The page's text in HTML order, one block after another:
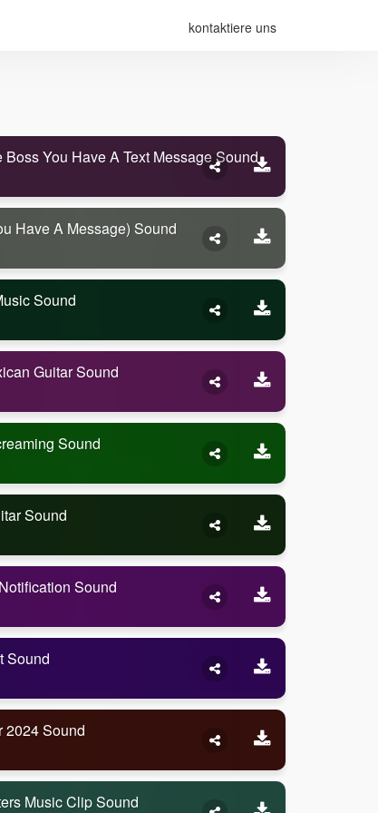
kontaktiere uns
Boss You Have A Text Message Sound
Have A Message) Sound
Sound
Guitar Sound
Sound
Sound
Sound
Sound
2024 Sound
Music Clip Sound